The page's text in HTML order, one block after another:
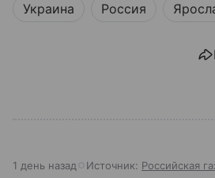
Украина Россия
1 день назад Источник: Российская